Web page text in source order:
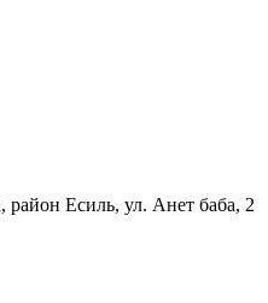
район Есиль, ул. Анет баба, 2